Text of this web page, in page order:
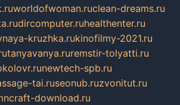
worldofwoman.ruclean-dreams.ru
dircomputer.ruhealthenter.ru
kruzhka.rukinofilmy-2021.ru
tanyavanya.ruremstir-tolyatti.ru
newtech-spb.ru
tai.ruseonub.ruzvonitut.ru
download.ru